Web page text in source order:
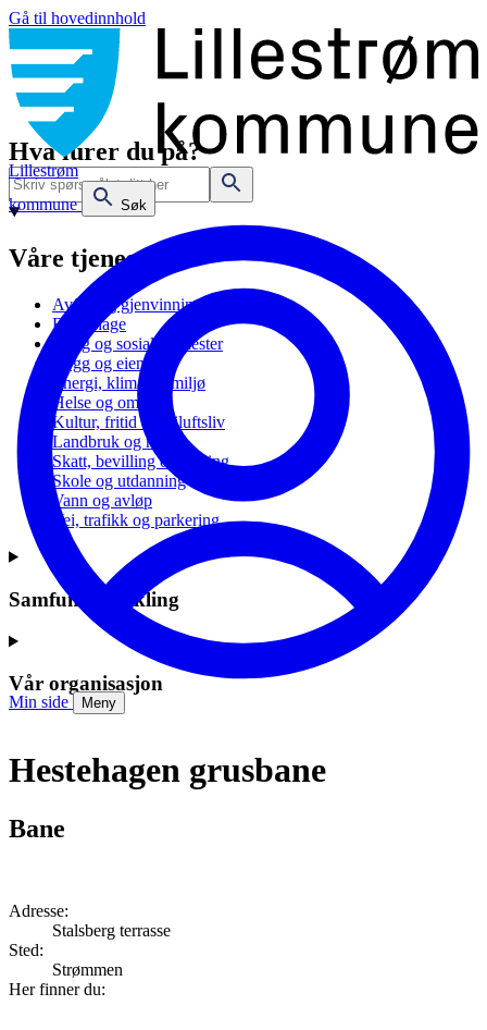
Gå til hovedinnhold
Lillestrøm
kommune
Søk
Min side Meny
Hva lurer du på?
Våre tjenester
Avfall og gjenvinning
Barnehage
Bolig og sosiale tjenester
Bygg og eiendom
Energi, klima og miljø
Helse og omsorg
Kultur, fritid og friluftsliv
Landbruk og natur
Skatt, bevilling og næring
Skole og utdanning
Vann og avløp
Vei, trafikk og parkering
Samfunnsutvikling
Vår organisasjon
Hestehagen grusbane
Bane
Adresse:
Stalsberg terrasse
Sted:
Strømmen
Her finner du: